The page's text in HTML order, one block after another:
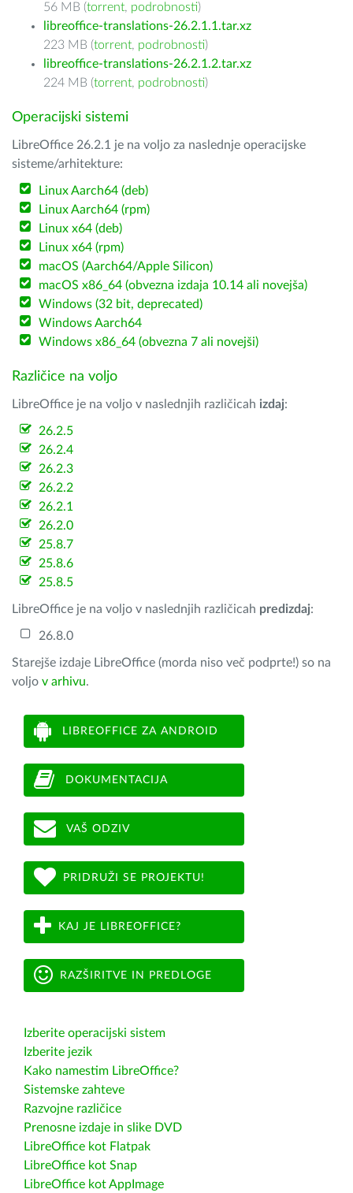
56 MB (torrent, podrobnosti)
libreoffice-translations-26.2.1.1.tar.xz
223 MB (torrent, podrobnosti)
libreoffice-translations-26.2.1.2.tar.xz
224 MB (torrent, podrobnosti)
Operacijski sistemi
LibreOffice 26.2.1 je na voljo za naslednje operacijske
sisteme/arhitekture:
Linux Aarch64 (deb)
Linux Aarch64 (rpm)
Linux x64 (deb)
Linux x64 (rpm)
macOS (Aarch64/Apple Silicon)
macOS x86_64 (obvezna izdaja 10.14 ali novejša)
Windows (32 bit, deprecated)
Windows Aarch64
Windows x86_64 (obvezna 7 ali novejši)
Različice na voljo
LibreOffice je na voljo v naslednjih različicah izdaj:
26.2.5
26.2.4
26.2.3
26.2.2
26.2.1
26.2.0
25.8.7
25.8.6
25.8.5
LibreOffice je na voljo v naslednjih različicah predizdaj:
26.8.0
Starejše izdaje LibreOffice (morda niso več podprte!) so na
voljo v arhivu.
LIBREOFFICE ZA ANDROID
DOKUMENTACIJA
VAŠ ODZIV
PRIDRUŽI SE PROJEKTU!
KAJ JE LIBREOFFICE?
RAZŠIRITVE IN PREDLOGE
Izberite operacijski sistem
Izberite jezik
Kako namestim LibreOffice?
Sistemske zahteve
Razvojne različice
Prenosne izdaje in slike DVD
LibreOffice kot Flatpak
LibreOffice kot Snap
LibreOffice kot AppImage